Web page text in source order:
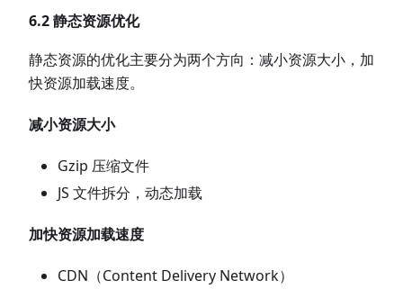
6.2 静态资源优化
静态资源的优化主要分为两个方向：减小资源大小，加
快资源加载速度。
减小资源大小
Gzip 压缩文件
JS 文件拆分，动态加载
加快资源加载速度
CDN（Content Delivery Network）